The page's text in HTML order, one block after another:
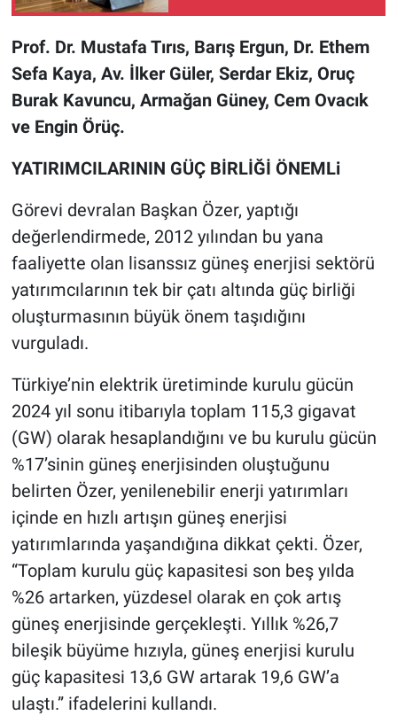
Prof. Dr. Mustafa Tırıs, Barış Ergun, Dr. Ethem
Sefa Kaya, Av. İlker Güler, Serdar Ekiz, Oruç
Burak Kavuncu, Armağan Güney, Cem Ovacık
ve Engin Örüç.
YATIRIMCILARININ GÜÇ BİRLİĞİ ÖNEMLi
Görevi devralan Başkan Özer, yaptığı
değerlendirmede, 2012 yılından bu yana
faaliyette olan lisanssız güneş enerjisi sektörü
yatırımcılarının tek bir çatı altında güç birliği
oluşturmasının büyük önem taşıdığını
vurguladı.
Türkiye’nin elektrik üretiminde kurulu gücün
2024 yıl sonu itibarıyla toplam 115,3 gigavat
(GW) olarak hesaplandığını ve bu kurulu gücün
%17’sinin güneş enerjisinden oluştuğunu
belirten Özer, yenilenebilir enerji yatırımları
içinde en hızlı artışın güneş enerjisi
yatırımlarında yaşandığına dikkat çekti. Özer,
“Toplam kurulu güç kapasitesi son beş yılda
%26 artarken, yüzdesel olarak en çok artış
güneş enerjisinde gerçekleşti. Yıllık %26,7
bileşik büyüme hızıyla, güneş enerjisi kurulu
güç kapasitesi 13,6 GW artarak 19,6 GW’a
ulaştı.” ifadelerini kullandı.